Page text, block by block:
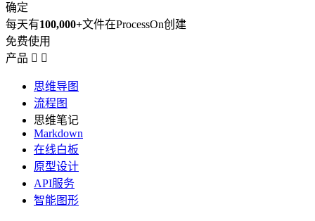
确定
每天有100,000+文件在ProcessOn创建
免费使用
产品  
思维导图
流程图
思维笔记
Markdown
在线白板
原型设计
API服务
智能图形